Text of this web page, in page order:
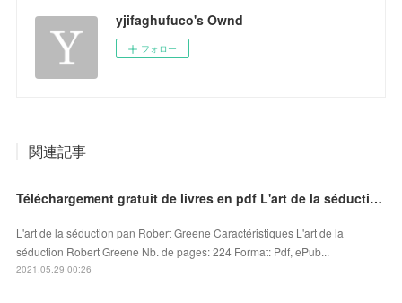
yjifaghufuco's Ownd
フォロー
関連記事
Téléchargement gratuit de livres en pdf L'art de la séduction 9791092928150
L'art de la séduction pan Robert Greene Caractéristiques L'art de la
séduction Robert Greene Nb. de pages: 224 Format: Pdf, ePub...
2021.05.29 00:26